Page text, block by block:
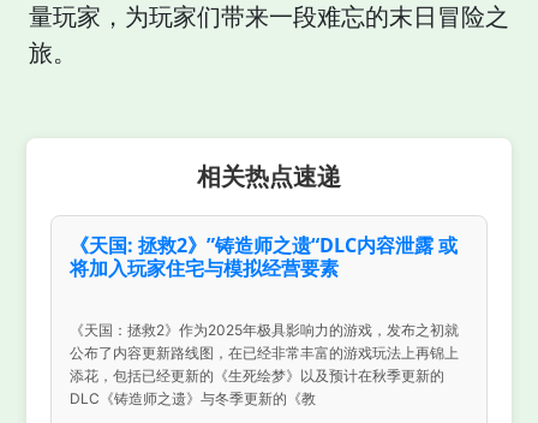
量玩家，为玩家们带来一段难忘的末日冒险之
旅。
相关热点速递
《天国: 拯救2》”铸造师之遗“DLC内容泄露 或
将加入玩家住宅与模拟经营要素
《天国：拯救2》作为2025年极具影响力的游戏，发布之初就
公布了内容更新路线图，在已经非常丰富的游戏玩法上再锦上
添花，包括已经更新的《生死绘梦》以及预计在秋季更新的
DLC《铸造师之遗》与冬季更新的《教